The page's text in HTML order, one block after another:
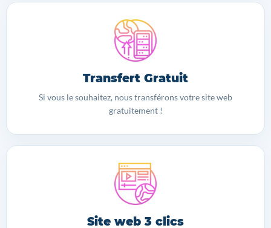
Transfert Gratuit
Si vous le souhaitez, nous transférons votre site web
gratuitement !
Site web 3 clics